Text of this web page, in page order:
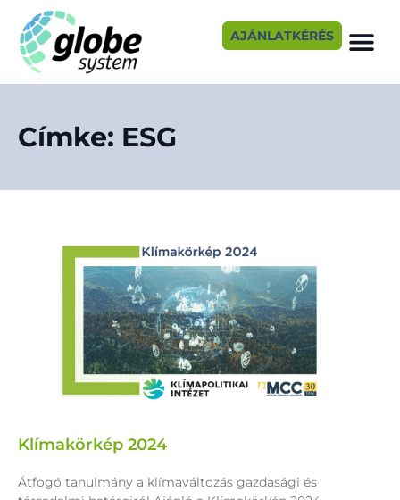
AJÁNLATKÉRÉS
Címke: ESG
Klímakörkép 2024
Átfogó tanulmány a klímaváltozás gazdasági és